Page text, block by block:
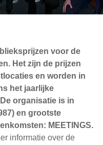
voor de
Het zijn de prijzen
en worden in
het jaarlijke
organisatie is in
en grootste
MEETINGS.
informatie over de